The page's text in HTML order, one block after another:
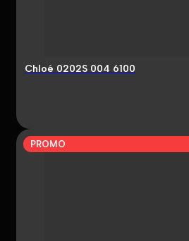
Chloé 0202S 004 6100
PROMO